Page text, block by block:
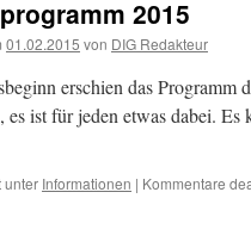
2015
01.02.2015 von DIG Redakteur
erschien das Programm
ist für jeden etwas dabei. Es
unter Informationen | Kommentare